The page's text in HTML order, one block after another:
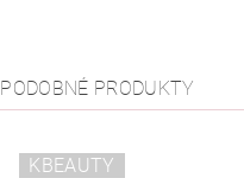
PODOBNÉ PRODUKTY
KBEAUTY